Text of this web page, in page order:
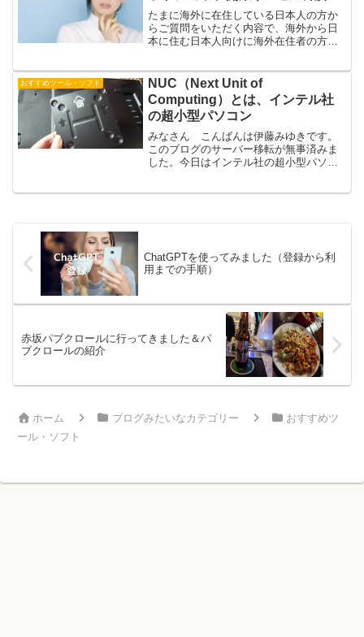
たまに海外に在住している日本人の方か
らご質問をいただく内容で、海外から日
本に住む日本人向けに海外在住者の方
利用できるものはないでしょうか？とい
うものです。日本に身内の方...
おすすめツール・ソフト
NUC（Next Unit of
Computing）とは、インテル社
の超小型パソコン
みなさん こんばんは伊藤みゆきです。
このブログのサーバー移転が無事済みま
した。今日はインテル社の超小型パソコ
ChatGPTを使ってみました（登録から利
用までの手順）
赤坂パブクロールに行ってきました＆パ
ブクロールの紹介
ホーム ブログみたいなカテゴリー
おすすめツ
ール・ソフト